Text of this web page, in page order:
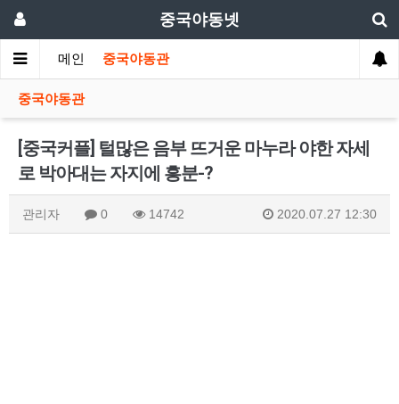
중국야동넷
메인 중국야동관
중국야동관
[중국커플] 털많은 음부 뜨거운 마누라 야한 자세
로 박아대는 자지에 흥분-?
관리자 0 14742 2020.07.27 12:30